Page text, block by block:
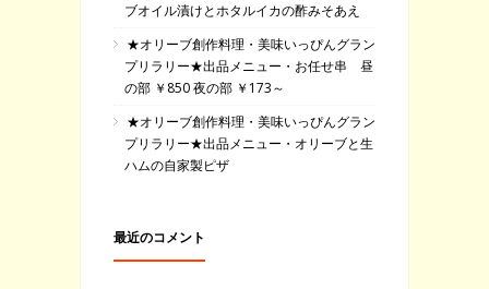
ブオイル漬けとホタルイカの酢みそあえ
★オリーブ創作料理・美味いっぴんグラン
プリラリー★出品メニュー・お任せ串 昼
の部 ￥850 夜の部 ￥173～
★オリーブ創作料理・美味いっぴんグラン
プリラリー★出品メニュー・オリーブと生
ハムの自家製ピザ
最近のコメント